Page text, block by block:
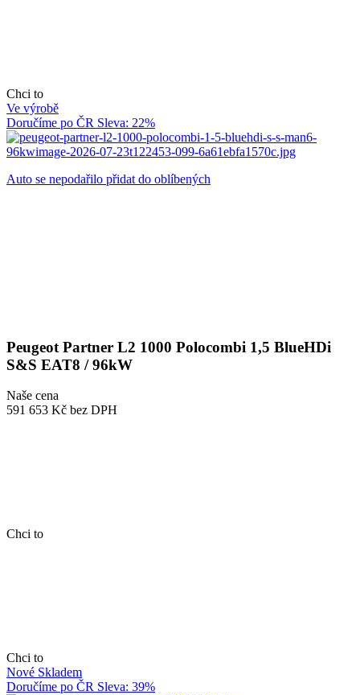
Chci to
Ve výrobě
Doručíme po ČR Sleva: 22%
Auto se nepodařilo přidat do oblíbených
Peugeot Partner L2 1000 Polocombi 1,5 BlueHDi
S&S EAT8 / 96kW
Naše cena
591 653 Kč bez DPH
Chci to
Chci to
Nové Skladem
Doručíme po ČR Sleva: 39%